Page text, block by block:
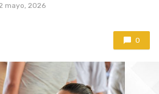
mayo, 2026
0